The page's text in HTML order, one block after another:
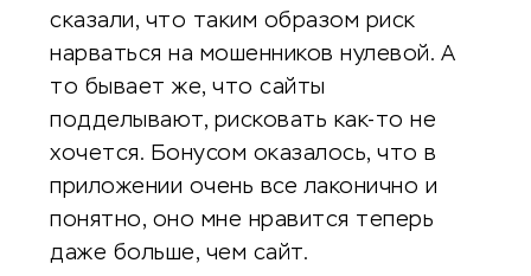
сказали, что таким образом риск
нарваться на мошенников нулевой. А
то бывает же, что сайты
подделывают, рисковать как-то не
хочется. Бонусом оказалось, что в
приложении очень все лаконично и
понятно, оно мне нравится теперь
даже больше, чем сайт.